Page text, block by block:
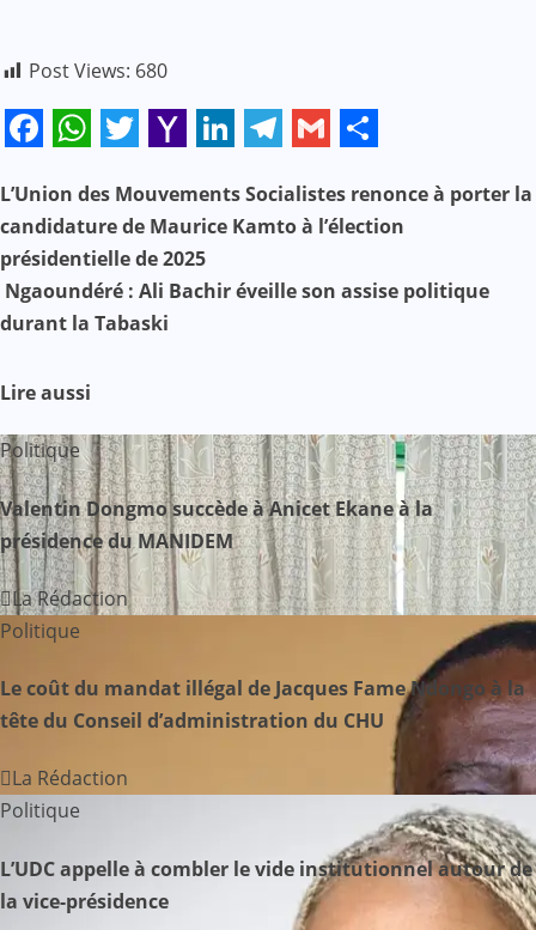
Post Views: 680
Mail
N
a
v
g
a
t
i
o
d
l
’
a
L’Union des Mouvements Socialistes renonce à porter la
candidature de Maurice Kamto à l’élection
présidentielle de 2025
Ngaoundéré : Ali Bachir éveille son assise politique
durant la Tabaski
Lire aussi
Politique
Valentin Dongmo succède à Anicet Ekane à la
présidence du MANIDEM
La Rédaction
Politique
Le coût du mandat illégal de Jacques Fame Ndongo à la
tête du Conseil d’administration du CHU
La Rédaction
Politique
L’UDC appelle à combler le vide institutionnel autour de
la vice-présidence